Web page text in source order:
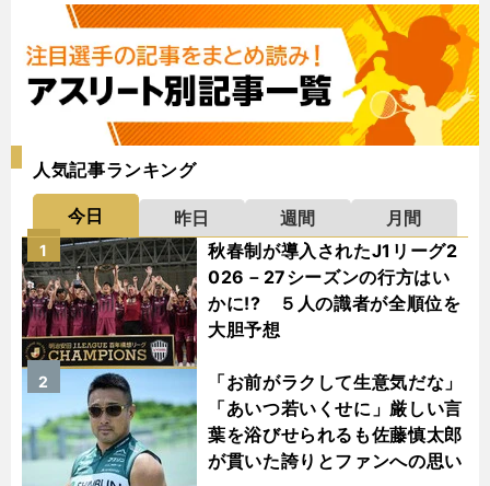
人気記事ランキング
今日 昨日 週間
月間
秋春制が導入されたJ1リーグ2
026－27シーズンの行方はい
かに!? ５人の識者が全順位を
大胆予想
1
「お前がラクして生意気だな」
「あいつ若いくせに」厳しい言
葉を浴びせられるも佐藤慎太郎
が貫いた誇りとファンへの思い
2